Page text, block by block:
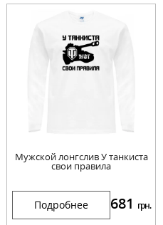
Мужской лонгслив У танкиста
свои правила
Подробнее 681 грн.